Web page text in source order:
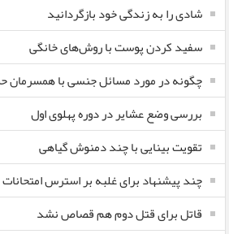
شادی را به زندگی خود بازگردانید
سفید کردن پوست با روش‌های خانگی
چگونه در مورد مسائل جنسی با همسرمان
بررسی وضع عشایر در دوره پهلوی اول
تقویت بینایی با چند دمنوش گیاهی
چند پیشنهاد برای غلبه بر استرس امتحانات
قاتل برای قتل دوم هم قصاص نشد